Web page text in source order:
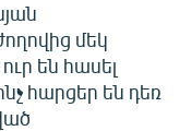
մեկ
են հասել
հարցեր են դեռ